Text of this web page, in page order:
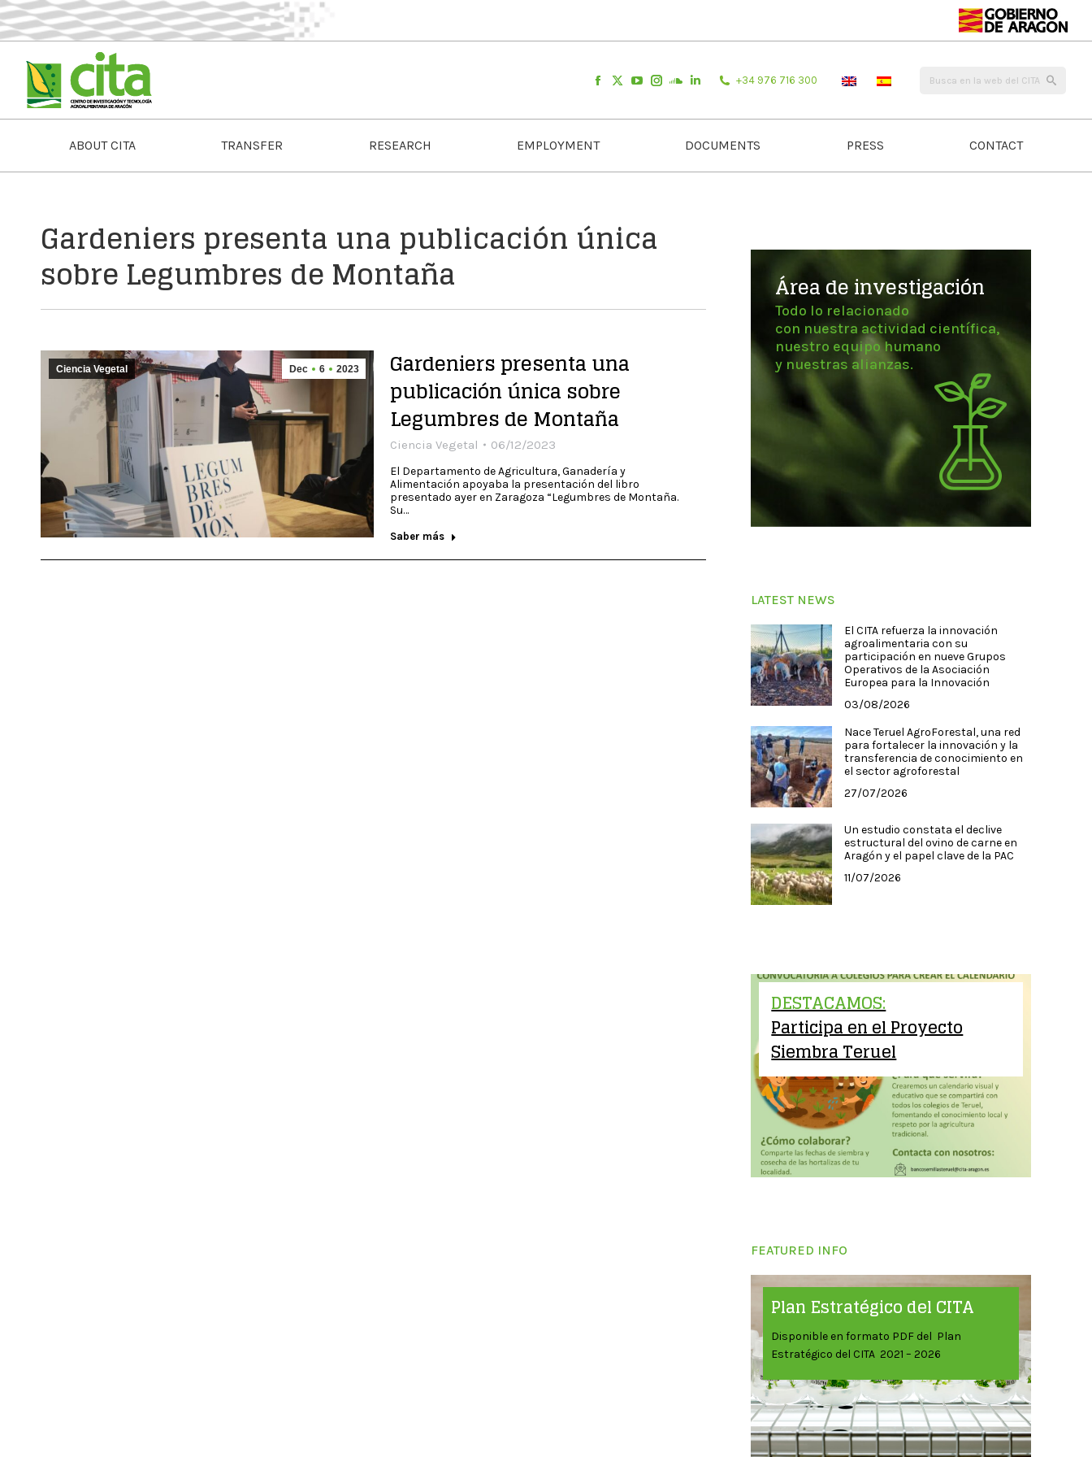
+34 976 716 300
ABOUT CITA TRANSFER RESEARCH EMPLOYMENT DOCUMENTS PRESS CONTACT
Gardeniers presenta una publicación única
sobre Legumbres de Montaña
Dec 6 2023
Ciencia Vegetal Gardeniers presenta una
publicación única sobre
Legumbres de Montaña
Ciencia Vegetal 06/12/2023
El Departamento de Agricultura, Ganadería y
Alimentación apoyaba la presentación del libro
presentado ayer en Zaragoza “Legumbres de Montaña.
Su…
Saber más
Área de investigación
Todo lo relacionado
con nuestra actividad científica,
nuestro equipo humano
y nuestras alianzas.
LATEST NEWS
El CITA refuerza la innovación
agroalimentaria con su
participación en nueve Grupos
Operativos de la Asociación
Europea para la Innovación
03/08/2026
Nace Teruel AgroForestal, una red
para fortalecer la innovación y la
transferencia de conocimiento en
el sector agroforestal
27/07/2026
Un estudio constata el declive
estructural del ovino de carne en
Aragón y el papel clave de la PAC
11/07/2026
DESTACAMOS:
Participa en el Proyecto
Siembra Teruel
FEATURED INFO
Plan Estratégico del CITA
Disponible en formato PDF del Plan
Estratégico del CITA 2021 – 2026